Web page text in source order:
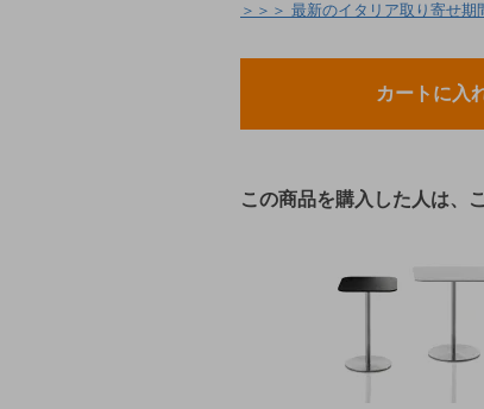
＞＞＞ 最新のイタリア取り寄せ期
この商品を購入した人は、